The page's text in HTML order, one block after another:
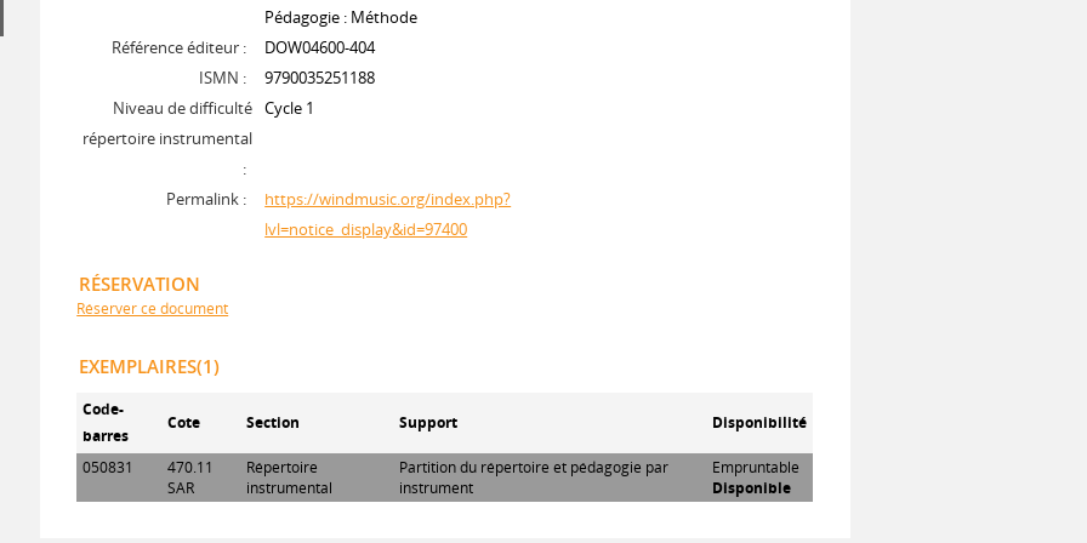
Pédagogie : Méthode
Référence éditeur :
DOW04600-404
ISMN :
9790035251188
Niveau de difficulté
répertoire instrumental
:
Cycle 1
Permalink :
https://windmusic.org/index.php?
lvl=notice_display&id=97400
RÉSERVATION
Réserver ce document
EXEMPLAIRES(1)
Code-
barres
Cote Section Support Disponibilité
050831
470.11
SAR
Répertoire
instrumental
Partition du répertoire et pédagogie par
instrument
Empruntable
Disponible